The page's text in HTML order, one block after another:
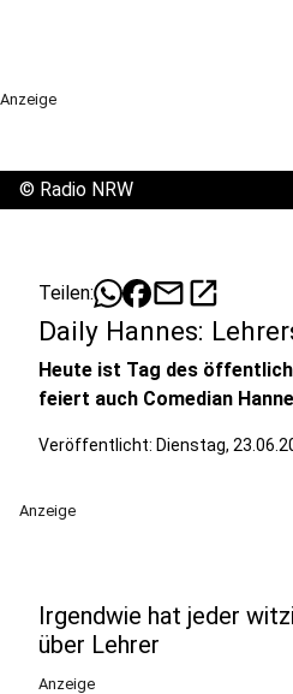
Anzeige
© Radio NRW
Teilen: mailopen_in_new
Daily Hannes:
Heute ist Tag des
feiert auch Comedian
Veröffentlicht: Dienstag,
Anzeige
Irgendwie hat jeder
über Lehrer
Anzeige